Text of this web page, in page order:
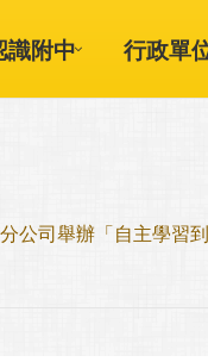
識附中 行政單
公司舉辦「自主學